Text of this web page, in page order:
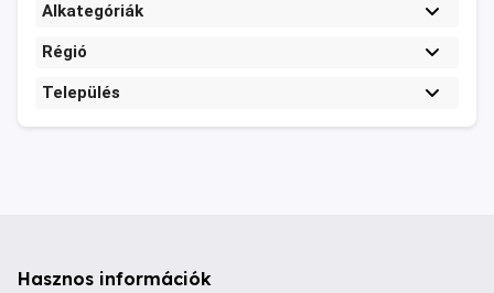
Alkategóriák
Régió
Település
Hasznos információk